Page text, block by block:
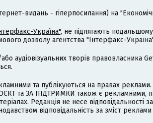
видань - гіперпосилання) на
Україна", не підлягають
дозволу агентства "Інтерфакс-
аудіовізуальних творів правовласника
та публікуються на правах
та ЗА ПІДТРИМКИ також є рекламними,
Редакція не несе відповідальності
відповідальність за зміст